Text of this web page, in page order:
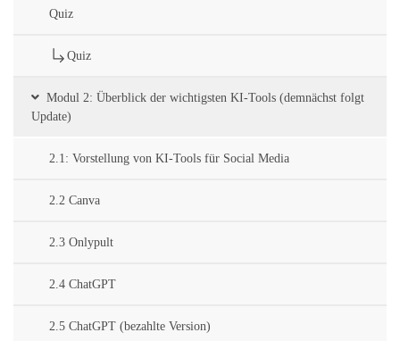
Quiz
Quiz
Modul 2: Überblick der wichtigsten KI-Tools (demnächst folgt
Update)
2.1: Vorstellung von KI-Tools für Social Media
2.2 Canva
2.3 Onlypult
2.4 ChatGPT
2.5 ChatGPT (bezahlte Version)